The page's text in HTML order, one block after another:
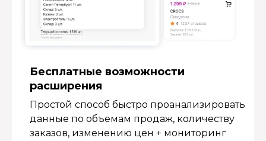
Бесплатные возмож­ности
расширения
Простой способ быстро проанализировать
данные по объемам продаж, количеству
заказов, изменению цен + мониторинг